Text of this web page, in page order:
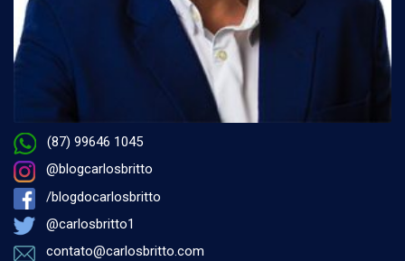
(87) 99646 1045
@blogcarlosbritto
/blogdocarlosbritto
@carlosbritto1
contato@carlosbritto.com